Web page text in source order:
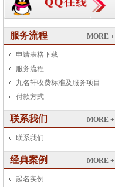
MORE +
服务流程
申请表格下载
服务流程
九名轩收费标准及服务项目
付款方式
MORE +
联系我们
联系我们
MORE +
经典案例
起名实例